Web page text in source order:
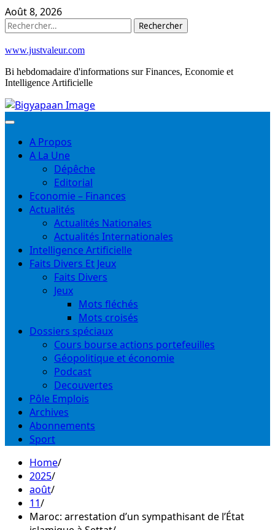
Skip
to
Août 8, 2026
Rechercher :
www.justvaleur.com
Bi hebdomadaire d'informations sur Finances, Economie et
Intelligence Artificielle
A Propos
A La Une
Dépêche
Editorial
Economie – Finances
Actualités
Actualités Nationales
Actualités Internationales
Intelligence Artificielle
Faits Divers Et Jeux
Faits Divers
Jeux
Mots fléchés
Mots croisés
Dossiers spéciaux
Cours bourse actions portefeuilles
Géopolitique et économie
Podcast
Decouvertes
Pôle Emplois
Archives
Abonnements
Sport
Home
2025
août
11
Maroc: arrestation d’un sympathisant de l’État